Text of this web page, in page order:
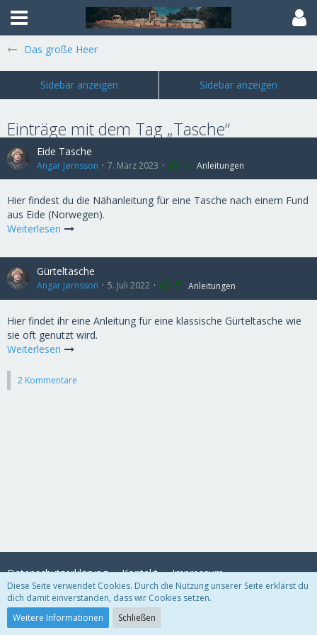
Das große Heer
Einträge mit dem Tag „Tasche“
Eide Tasche
Angar Jørnsson 7. März 2023 +4 Anleitungen
Hier findest du die Nähanleitung für eine Tasche nach einem Fund
aus Eide (Norwegen).
Weiterlesen
Gürteltasche
Angar Jørnsson 5. Juli 2022 +5 Anleitungen
Hier findet ihr eine Anleitung für eine klassische Gürteltasche wie
sie oft genutzt wird.
Weiterlesen
2 Kommentare
Datenschutzerklärung Kontakt Impressum
Community-Software:
Diese Seite verwendet Cookies. Durch die Nutzung unserer Seite erklärst du
dich damit einverstanden, dass wir Cookies setzen.
Weitere Informationen
Schließen